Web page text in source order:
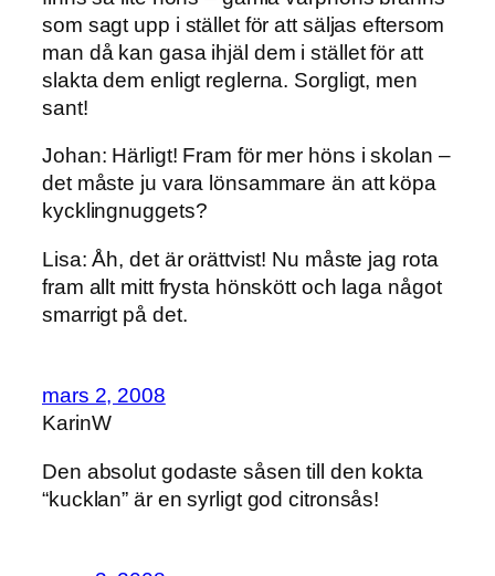
som sagt upp i stället för att säljas eftersom
man då kan gasa ihjäl dem i stället för att
slakta dem enligt reglerna. Sorgligt, men
sant!
Johan: Härligt! Fram för mer höns i skolan –
det måste ju vara lönsammare än att köpa
kycklingnuggets?
Lisa: Åh, det är orättvist! Nu måste jag rota
fram allt mitt frysta hönskött och laga något
smarrigt på det.
mars 2, 2008
KarinW
Den absolut godaste såsen till den kokta
“kucklan” är en syrligt god citronsås!